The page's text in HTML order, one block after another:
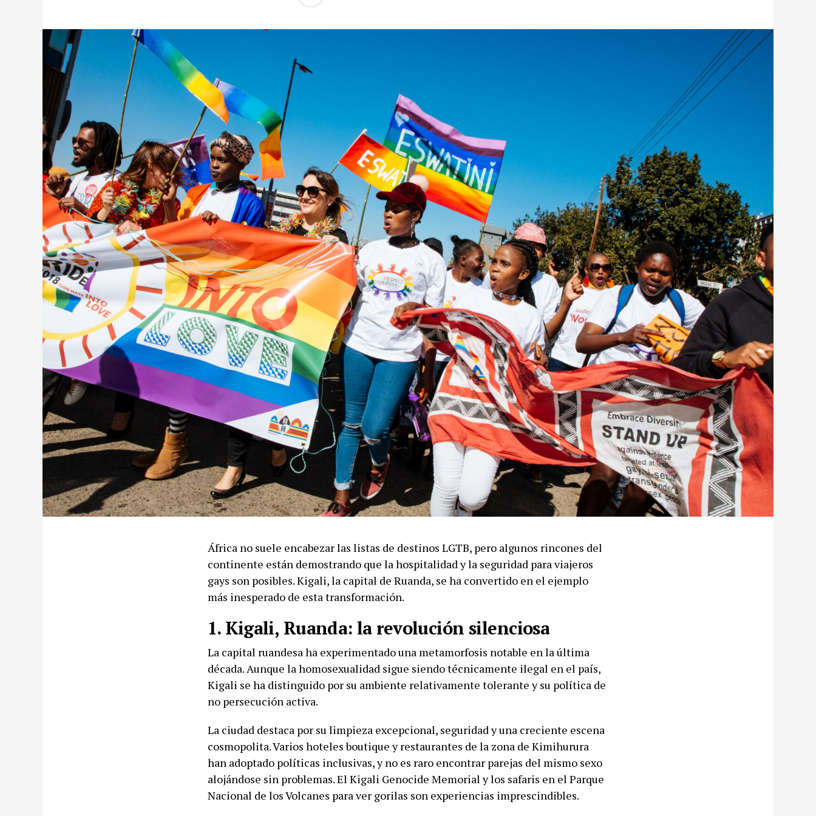
África no suele encabezar las listas de destinos LGTB, pero algunos rincones del
continente están demostrando que la hospitalidad y la seguridad para viajeros
gays son posibles. Kigali, la capital de Ruanda, se ha convertido en el ejemplo
más inesperado de esta transformación.
1. Kigali, Ruanda: la revolución silenciosa
La capital ruandesa ha experimentado una metamorfosis notable en la última
década. Aunque la homosexualidad sigue siendo técnicamente ilegal en el país,
Kigali se ha distinguido por su ambiente relativamente tolerante y su política de
no persecución activa.
La ciudad destaca por su limpieza excepcional, seguridad y una creciente escena
cosmopolita. Varios hoteles boutique y restaurantes de la zona de Kimihurura
han adoptado políticas inclusivas, y no es raro encontrar parejas del mismo sexo
alojándose sin problemas. El Kigali Genocide Memorial y los safaris en el Parque
Nacional de los Volcanes para ver gorilas son experiencias imprescindibles.